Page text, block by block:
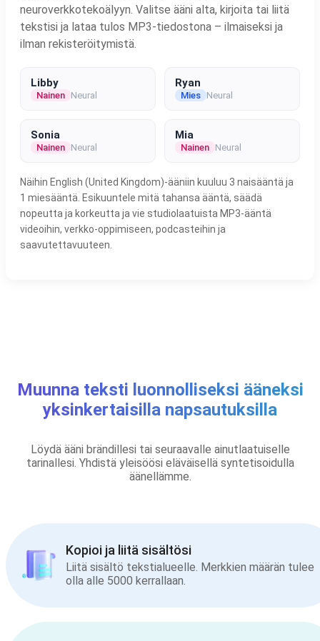
neuroverkkotekoälyyn. Valitse ääni alta, kirjoita tai liitä
tekstisi ja lataa tulos MP3-tiedostona – ilmaiseksi ja
ilman rekisteröitymistä.
Libby
Nainen Neural
Ryan
Mies Neural
Sonia
Nainen Neural
Mia
Nainen Neural
Näihin English (United Kingdom)-ääniin kuuluu 3 naisääntä ja
1 miesääntä. Esikuuntele mitä tahansa ääntä, säädä
nopeutta ja korkeutta ja vie studiolaatuista MP3-ääntä
videoihin, verkko-oppimiseen, podcasteihin ja
saavutettavuuteen.
Muunna teksti luonnolliseksi ääneksi
yksinkertaisilla napsautuksilla
Löydä ääni brändillesi tai seuraavalle ainutlaatuiselle
tarinallesi. Yhdistä yleisöösi eläväisellä syntetisoidulla
äänellämme.
Kopioi ja liitä sisältösi
Liitä sisältö tekstialueelle. Merkkien määrän tulee
olla alle 5000 kerrallaan.